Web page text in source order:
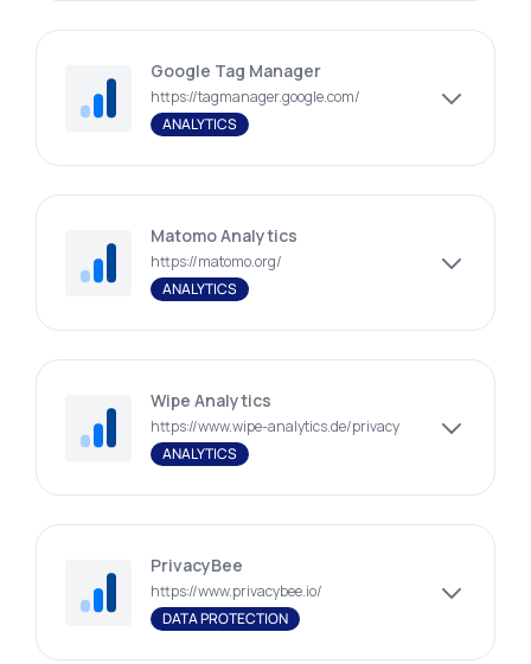
Google Tag Manager
https://tagmanager.google.com/
ANALYTICS
Matomo Analytics
https://matomo.org/
ANALYTICS
Wipe Analytics
https://www.wipe-analytics.de/privacy
ANALYTICS
PrivacyBee
https://www.privacybee.io/
DATA PROTECTION